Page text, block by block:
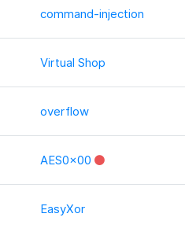
command-injection
Virtual Shop
overflow
AES0x00
EasyXor